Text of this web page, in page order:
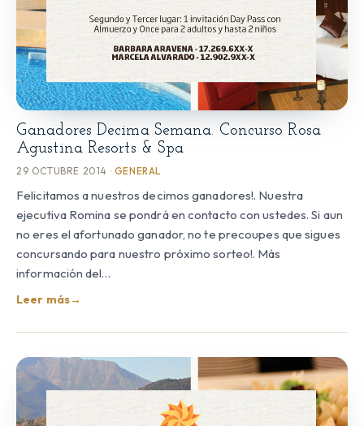
Ganadores Decima Semana. Concurso Rosa
Agustina Resorts & Spa
29 OCTUBRE 2014 · GENERAL
Felicitamos a nuestros decimos ganadores!. Nuestra
ejecutiva Romina se pondrá en contacto con ustedes. Si aun
no eres el afortunado ganador, no te precoupes que sigues
concursando para nuestro próximo sorteo!. Más
información del…
Leer más→